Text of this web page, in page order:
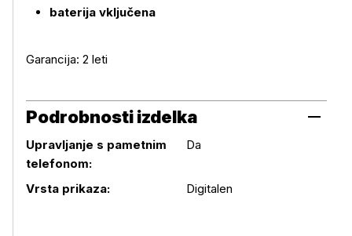
baterija vključena
Garancija: 2 leti
Podrobnosti izdelka
Podrobnosti izdelka
Upravljanje s pametnim
telefonom:
Da
Vrsta prikaza: Digitalen